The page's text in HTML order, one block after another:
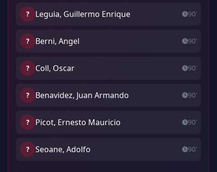
? Leguia, Guillermo Enrique 90'
? Berni, Angel 90'
? Coll, Oscar 90'
? Benavidez, Juan Armando 90'
? Picot, Ernesto Mauricio 90'
? Seoane, Adolfo 90'